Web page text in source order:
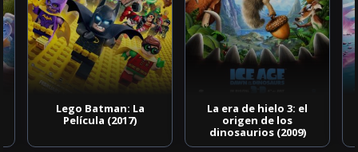
Lego Batman: La
Película (2017)
La era de hielo 3: el
origen de los
dinosaurios (2009)